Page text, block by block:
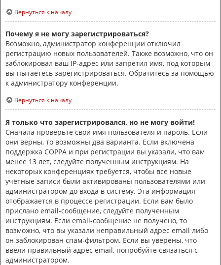
Вернуться к началу
Почему я не могу зарегистрироваться?
Возможно, администратор конференции отключил
регистрацию новых пользователей. Также возможно, что он
заблокировал ваш IP-адрес или запретил имя, под которым
вы пытаетесь зарегистрироваться. Обратитесь за помощью
к администратору конференции.
Вернуться к началу
Я только что зарегистрировался, но не могу войти!
Сначала проверьте свои имя пользователя и пароль. Если
они верны, то возможны два варианта. Если включена
поддержка COPPA и при регистрации вы указали, что вам
менее 13 лет, следуйте полученным инструкциям. На
некоторых конференциях требуется, чтобы все новые
учётные записи были активированы пользователями или
администратором до входа в систему. Эта информация
отображается в процессе регистрации. Если вам было
прислано email-сообщение, следуйте полученным
инструкциям. Если email-сообщение не получено, то
возможно, что вы указали неправильный адрес email либо
он заблокирован спам-фильтром. Если вы уверены, что
ввели правильный адрес email, попробуйте связаться с
администратором.